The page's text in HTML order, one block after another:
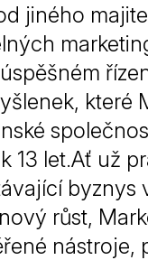
jiného
které
13 let.Ať už
růst,
nástroje,